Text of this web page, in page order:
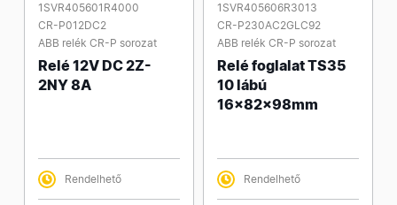
1SVR405601R4000
CR-P012DC2
ABB relék CR-P sorozat
Relé 12V DC 2Z-
2NY 8A
Rendelhető
1SVR405606R3013
CR-P230AC2GLC92
ABB relék CR-P sorozat
Relé foglalat TS35
10 lábú
16x82x98mm
Rendelhető